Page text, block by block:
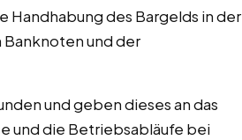
des Bargelds in der
und der
und geben dieses an das
und die Betriebsabläufe bei